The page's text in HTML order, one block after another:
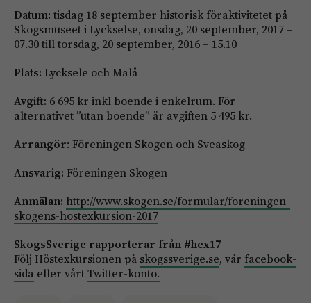
Datum: tisdag 18 september historisk föraktivitetet på
Skogsmuseet i Lyckselse, onsdag, 20 september, 2017 –
07.30 till torsdag, 20 september, 2016 – 15.10
Plats: Lycksele och Malå
Avgift: 6 695 kr inkl boende i enkelrum. För
alternativet ”utan boende” är avgiften 5 495 kr.
Arrangör: Föreningen Skogen och Sveaskog
Ansvarig: Föreningen Skogen
Anmälan: http://www.skogen.se/formular/foreningen-
skogens-hostexkursion-2017
SkogsSverige rapporterar från #hex17
Följ Höstexkursionen på skogssverige.se, vår facebook-
sida eller vårtTwitter-konto.